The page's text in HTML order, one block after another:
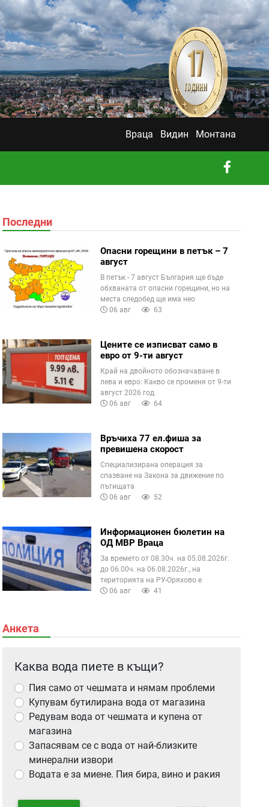
Враца Видин Монтана
Последни
Опасни горещини в петък – 7
август
В петък - 7 август България ще бъде
обхваната от опасни горещини, но на
места следобед ще има нео
06 авг
63
Цените се изписват само в
евро от 9-ти август
Край на двойното обозначаване в
лева и евро: Какво се променя от 9-ти
август 2026 год
06 авг
64
Връчиха 77 ел.фиша за
превишена скорост
Специализирана операция за
спазване на Закона за движение по
пътищата
06 авг
52
Информационен бюлетин на
ОД МВР Враца
За времето от 08.30ч. на 05.08.2026г.
до 06.00ч. на 06.08.2026г., на
територията на РУ-Оряхово е
06 авг
41
Анкета
Каква вода пиете в къщи?
Пия само от чешмата и нямам проблеми
Купувам бутилирана вода от магазина
Редувам вода от чешмата и купена от
магазина
Запасявам се с вода от най-близките
минерални извори
Водата е за миене. Пия бира, вино и ракия